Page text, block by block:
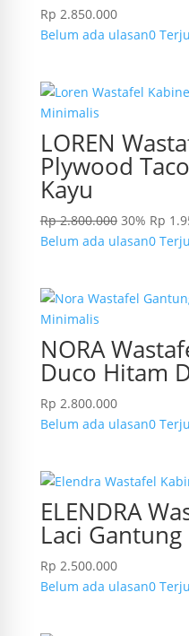
Rp 2.850.000
Belum ada ulasan0
LOREN
Plywood
Kayu
Rp2.800.000 30% Rp
Belum ada ulasan0
NORA
Duco Hitam
Rp 2.800.000
Belum ada ulasan0
ELENDRA
Laci
Rp 2.500.000
Belum ada ulasan0